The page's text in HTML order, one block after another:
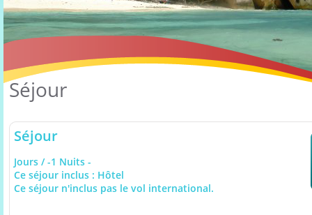
Séjour
Séjour
Jours / -1 Nuits -
Ce séjour inclus : Hôtel
Ce séjour n'inclus pas le vol international.